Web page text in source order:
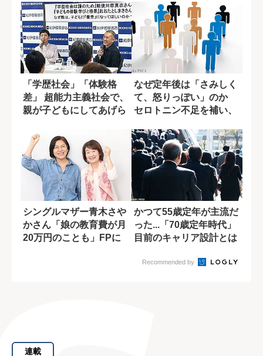
「学歴社会」「体験格
差」 超能力主義社会で、
親が子どもにしてあげら
なぜ定年後は「さみしく
て、怒りっぽい」のか
セロトニン不足を補い、
シングルマザー青木さや
かさん「娘の教育費が月
20万円のことも」FPに
かつて55歳定年が主流だ
った...「70歳定年時代」
目前のキャリア設計とは
Recommended by
連載